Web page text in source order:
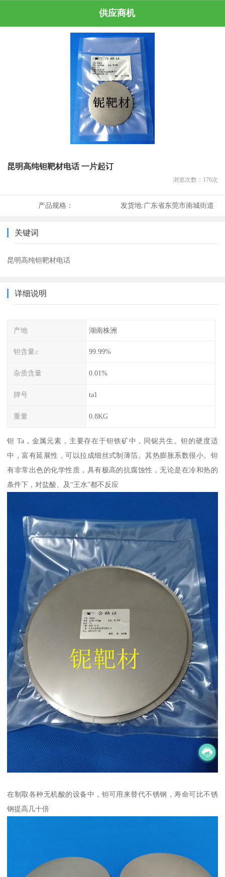
供应商机
昆明高纯钽靶材电话 一片起订
浏览次数： 176次
产品规格： 发货地:广东省东莞市南城街道
关键词
昆明高纯钽靶材电话
详细说明
产地 湖南株洲
钽含量≥ 99.99%
杂质含量 0.01%
牌号 ta1
重量 0.8KG
钽 Ta，金属元素，主要存在于钽铁矿中，同铌共生。钽的硬度适
中，富有延展性，可以拉成细丝式制薄箔。其热膨胀系数很小。钽
有非常出色的化学性质，具有极高的抗腐蚀性，无论是在冷和热的
条件下，对盐酸、及“王水”都不反应
在制取各种无机酸的设备中，钽可用来替代不锈钢，寿命可比不锈
钢提高几十倍